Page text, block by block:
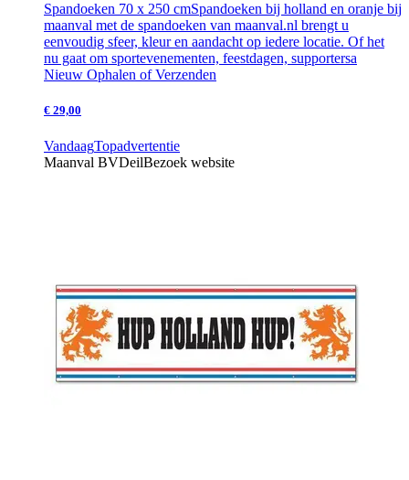
Spandoeken 70 x 250 cmSpandoeken bij holland en oranje bij
maanval met de spandoeken van maanval.nl brengt u
eenvoudig sfeer, kleur en aandacht op iedere locatie. Of het
nu gaat om sportevenementen, feestdagen, supportersa
Nieuw Ophalen of Verzenden
€ 29,00
VandaagTopadvertentie
Maanval BVDeilBezoek website